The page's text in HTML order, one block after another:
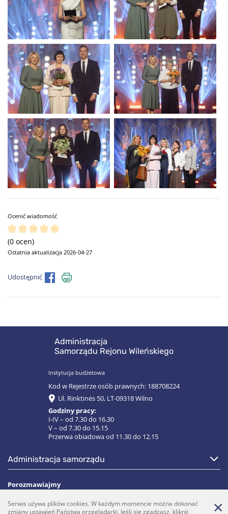
Ocenić wiadomość
(0 ocen)
Ostatnia aktualizacja 2026-04-27
Udostępnić
Administracja
Samorządu Rejonu Wileńskiego
Instytucja budżetowa
Kod w Rejestrze osób prawnych: 188708224
Ul. Rinktinės 50, LT-09318 Wilno
Godziny pracy:
I-IV – od 7.30 do 16.30
V – od 7.30 do 15.15
Przerwa obiadowa od 11.30 do 12.15
administracja samorządu
Porozmawiajmy
(0 5)  275 1990 vrsa@vrsa.lt
Serwis używa plików cookies. W każdym momencie można dokonać
zmiany ustawień Państwa przeglądarki. Jeśli się zgadzasz, kliknij